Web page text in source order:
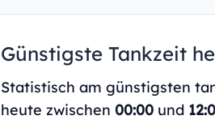
Günstigste Tankzeit
Statistisch am günstigsten
heute zwischen 00:00und